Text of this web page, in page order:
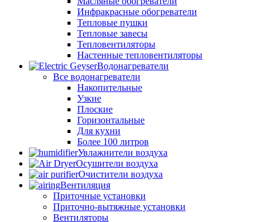
Инфракрасные обогреватели
Тепловые пушки
Тепловые завесы
Тепловентиляторы
Настенные тепловентиляторы
Водонагреватели
Все водонагреватели
Накопительные
Узкие
Плоские
Горизонтальные
Для кухни
Более 100 литров
Увлажнители воздуха
Осушители воздуха
Очистители воздуха
Вентиляция
Приточные установки
Приточно-вытяжные установки
Вентиляторы